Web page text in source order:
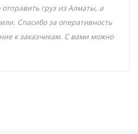
груз из Алматы, а
Спасибо за оперативность
к заказчикам. С вами можно